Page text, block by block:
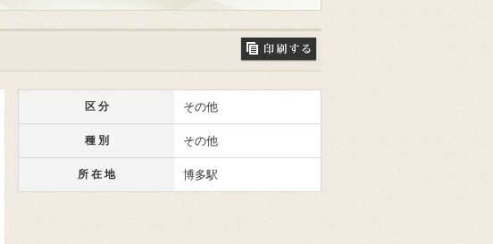
区 分 その他
種 別 その他
所 在 地 博多駅